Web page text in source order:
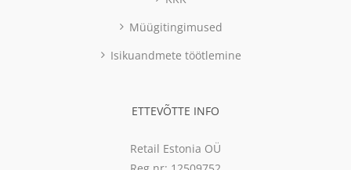
Müügitingimused
Isikuandmete töötlemine
ETTEVÕTTE INFO
Retail Estonia OÜ